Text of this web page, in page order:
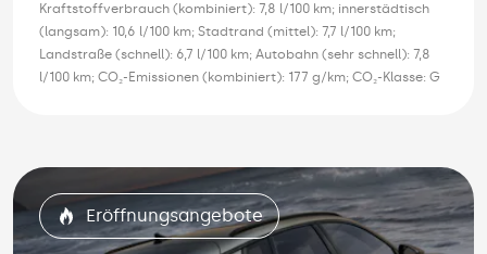
Kraftstoffverbrauch (kombiniert): 7,8 l/100 km; innerstädtisch
(langsam): 10,6 l/100 km; Stadtrand (mittel): 7,7 l/100 km;
Landstraße (schnell): 6,7 l/100 km; Autobahn (sehr schnell): 7,8
l/100 km; CO₂-Emissionen (kombiniert): 177 g/km; CO₂-Klasse: G
Eröffnungsangebote